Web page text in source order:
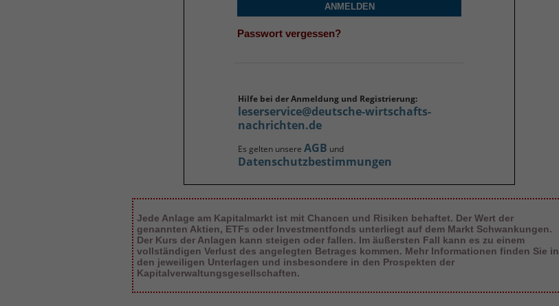
ANMELDEN
Passwort vergessen?
Hilfe bei der Anmeldung und Registrierung:
leserservice@deutsche-wirtschafts-
nachrichten.de
Es gelten unsere AGB und
Datenschutzbestimmungen
Jede Anlage am Kapitalmarkt ist mit Chancen und Risiken behaftet. Der Wert der
genannten Aktien, ETFs oder Investmentfonds unterliegt auf dem Markt Schwankungen.
Der Kurs der Anlagen kann steigen oder fallen. Im äußersten Fall kann es zu einem
vollständigen Verlust des angelegten Betrages kommen. Mehr Informationen finden Sie in
den jeweiligen Unterlagen und insbesondere in den Prospekten der
Kapitalverwaltungsgesellschaften.